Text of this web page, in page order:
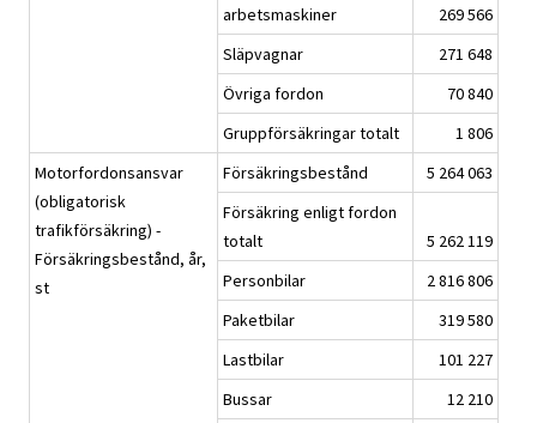
arbetsmaskiner
269 566
Släpvagnar
271 648
Övriga fordon
70 840
Gruppförsäkringar totalt
1 806
Motorfordonsansvar
(obligatorisk
trafikförsäkring) -
Försäkringsbestånd, år,
st
Försäkringsbestånd
5 264 063
Försäkring enligt fordon
totalt
5 262 119
Personbilar
2 816 806
Paketbilar
319 580
Lastbilar
101 227
Bussar
12 210